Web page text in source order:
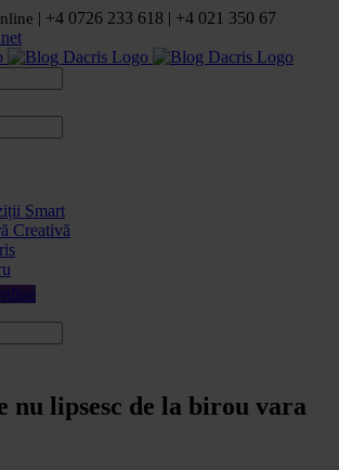
| +4 0726 233 618 | +4 021 350 67
Smart
Creativă
nu lipsesc de la birou vara